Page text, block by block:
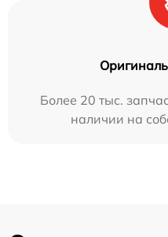
Более 20 тыс.
наличии на